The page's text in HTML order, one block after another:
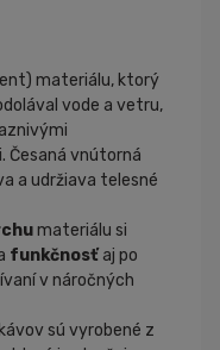
materiálu, ktorý
vode a vetru,
Česaná vnútorná
a udržiava telesné
materiálu si
funkčnosťaj po
v náročných
sú vyrobené z